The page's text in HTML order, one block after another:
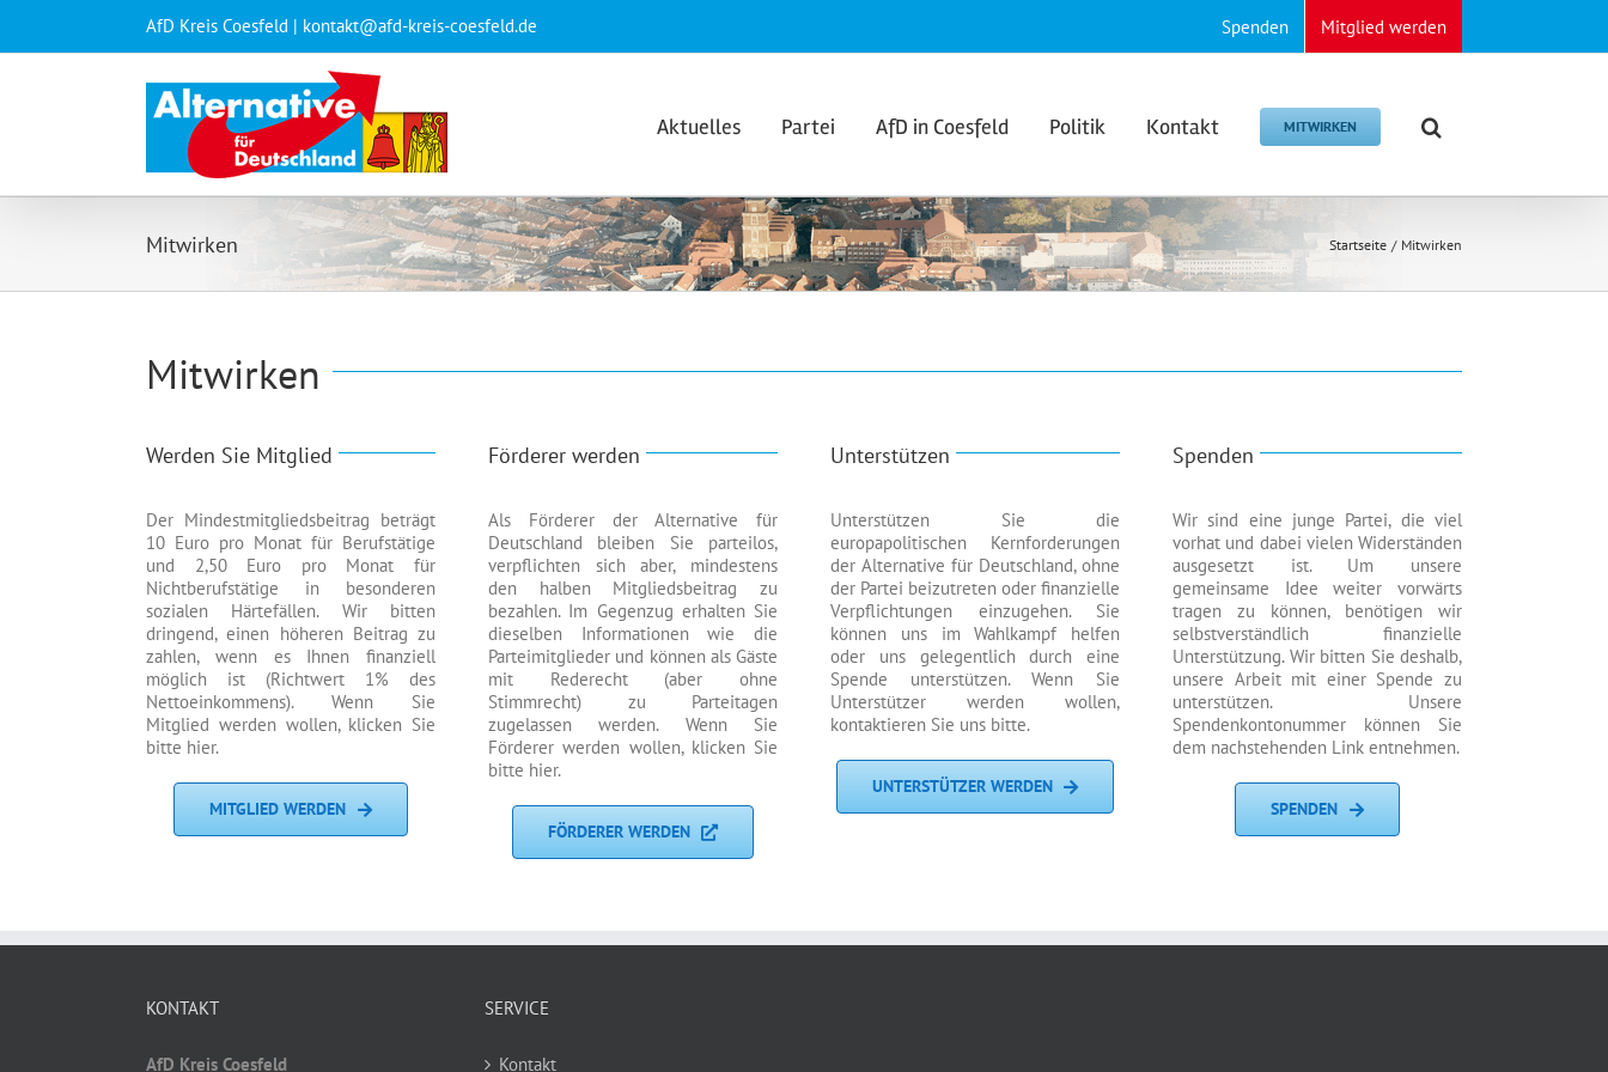
springen
AfD Kreis Coesfeld | kontakt@afd-kreis-coesfeld.de Spenden Mitglied werden
Aktuelles Partei AfD in Coesfeld Politik Kontakt MITWIRKEN
Mitwirken Startseite Mitwirken
Mitwirken
Werden Sie Mitglied
Der Mindestmitgliedsbeitrag beträgt
10 Euro pro Monat für Berufstätige
und 2,50 Euro pro Monat für
Nichtberufstätige in besonderen
sozialen Härtefällen. Wir bitten
dringend, einen höheren Beitrag zu
zahlen, wenn es Ihnen finanziell
möglich ist (Richtwert 1% des
Nettoeinkommens). Wenn Sie
Mitglied werden wollen, klicken Sie
bitte hier.
MITGLIED WERDEN
Förderer werden
Als Förderer der Alternative für
Deutschland bleiben Sie parteilos,
verpflichten sich aber, mindestens
den halben Mitgliedsbeitrag zu
bezahlen. Im Gegenzug erhalten Sie
dieselben Informationen wie die
Parteimitglieder und können als Gäste
mit Rederecht (aber ohne
Stimmrecht) zu Parteitagen
zugelassen werden. Wenn Sie
Förderer werden wollen, klicken Sie
bitte hier.
FÖRDERER WERDEN
Unterstützen
Unterstützen Sie die
europapolitischen Kernforderungen
der Alternative für Deutschland, ohne
der Partei beizutreten oder finanzielle
Verpflichtungen einzugehen. Sie
können uns im Wahlkampf helfen
oder uns gelegentlich durch eine
Spende unterstützen. Wenn Sie
Unterstützer werden wollen,
kontaktieren Sie uns bitte.
UNTERSTÜTZER WERDEN
Spenden
Wir sind eine junge Partei, die viel
vorhat und dabei vielen Widerständen
ausgesetzt ist. Um unsere
gemeinsame Idee weiter vorwärts
tragen zu können, benötigen wir
selbstverständlich finanzielle
Unterstützung. Wir bitten Sie deshalb,
unsere Arbeit mit einer Spende zu
unterstützen. Unsere
Spendenkontonummer können Sie
dem nachstehenden Link entnehmen.
SPENDEN
KONTAKT
AfD Kreis Coesfeld
SERVICE
Kontakt